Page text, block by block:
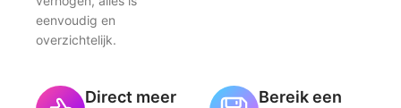
eenvoudig en
overzichtelijk.
Direct meer
Bereik een